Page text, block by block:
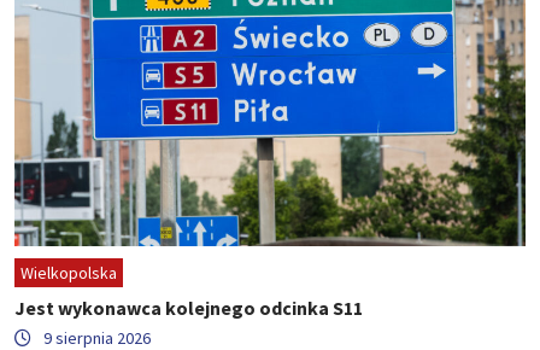
Wielkopolska
Jest wykonawca kolejnego odcinka S11
9 sierpnia 2026